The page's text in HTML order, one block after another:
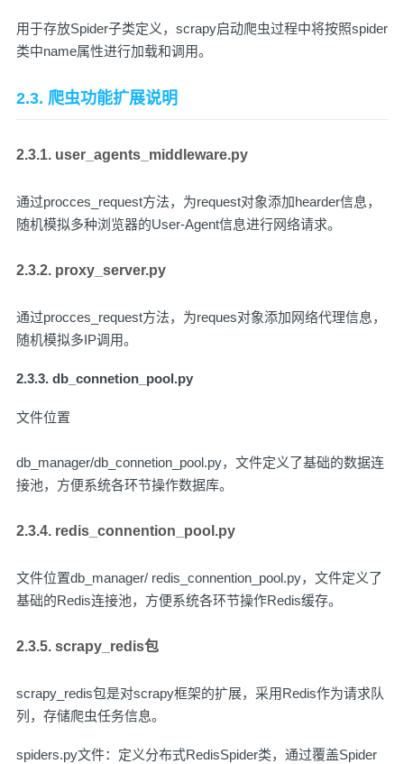
用于存放Spider子类定义，scrapy启动爬虫过程中将按照spider
类中name属性进行加载和调用。
2.3. 爬虫功能扩展说明
2.3.1. user_agents_middleware.py
通过procces_request方法，为request对象添加hearder信息，
随机模拟多种浏览器的User-Agent信息进行网络请求。
2.3.2. proxy_server.py
通过procces_request方法，为reques对象添加网络代理信息，
随机模拟多IP调用。
2.3.3. db_connetion_pool.py
文件位置
db_manager/db_connetion_pool.py，文件定义了基础的数据连
接池，方便系统各环节操作数据库。
2.3.4. redis_connention_pool.py
文件位置db_manager/ redis_connention_pool.py，文件定义了
基础的Redis连接池，方便系统各环节操作Redis缓存。
2.3.5. scrapy_redis包
scrapy_redis包是对scrapy框架的扩展，采用Redis作为请求队
列，存储爬虫任务信息。
spiders.py文件：定义分布式RedisSpider类，通过覆盖Spider